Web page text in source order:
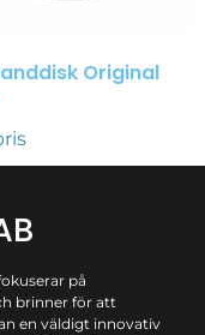
Original
på
brinner för att
en väldigt innovativ